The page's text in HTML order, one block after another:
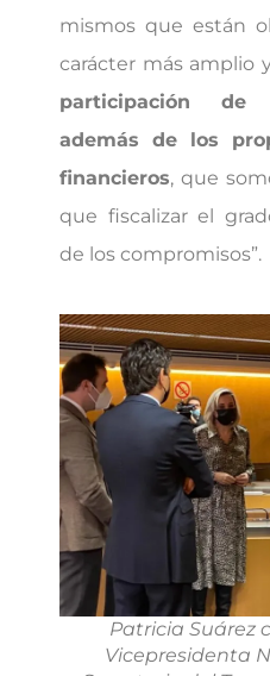
mismos que están
carácter más amplio
participación de
además de los
financieros, que
que fiscalizar el
de los compromisos”.
Patricia Suárez
Vicepresidenta